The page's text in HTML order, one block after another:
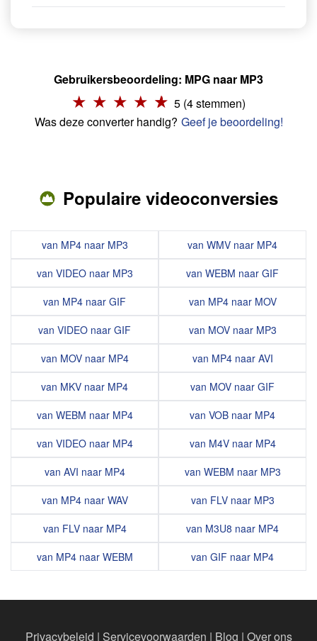
Gebruikersbeoordeling: MPG naar MP3
5 (4 stemmen)
Was deze converter handig? Geef je beoordeling!
Populaire videoconversies
van MP4 naar MP3
van VIDEO naar MP3
van MP4 naar GIF
van VIDEO naar GIF
van MOV naar MP4
van MKV naar MP4
van WEBM naar MP4
van VIDEO naar MP4
van AVI naar MP4
van MP4 naar WAV
van FLV naar MP4
van MP4 naar WEBM
van WMV naar MP4
van WEBM naar GIF
van MP4 naar MOV
van MOV naar MP3
van MP4 naar AVI
van MOV naar GIF
van VOB naar MP4
van M4V naar MP4
van WEBM naar MP3
van FLV naar MP3
van M3U8 naar MP4
van GIF naar MP4
Privacybeleid | Servicevoorwaarden | Blog | Over ons